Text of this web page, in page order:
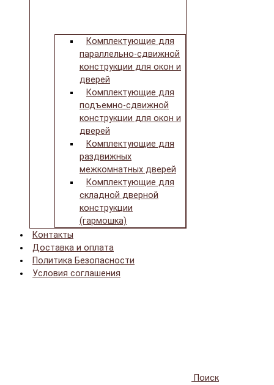
Комплектующие для
параллельно-сдвижной
конструкции для окон и
дверей
Комплектующие для
подъемно-сдвижной
конструкции для окон и
дверей
Комплектующие для
раздвижных
межкомнатных дверей
Комплектующие для
складной дверной
конструкции
(гармошка)
Контакты
Доставка и оплата
Политика Безопасности
Условия соглашения
Поиск